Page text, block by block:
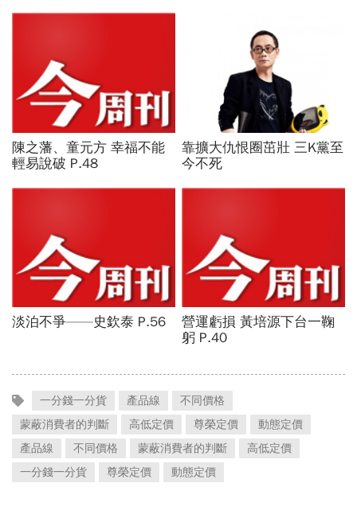
一分錢一分貨 產品線
不同價格
蒙蔽消費者的判斷
高低定價 尊榮定價
動態定價
產品線
不同價格 蒙蔽消費者的判斷
高低定價
一分錢一分貨
尊榮定價 動態定價